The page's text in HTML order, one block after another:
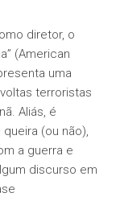
diretor, o
(American
uma
terroristas
Aliás, é
(ou não),
a guerra e
discurso em